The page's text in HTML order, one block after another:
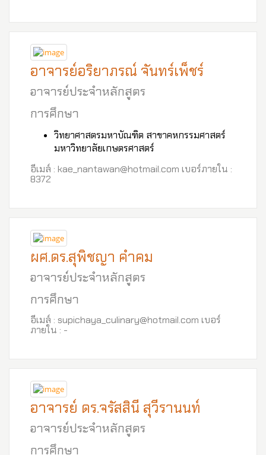
อาจารย์อริยาภรณ์ จันทร์เพ็ชร์
อาจารย์ประจำหลักสูตร
การศึกษา
วิทยาศาสตรมหาบัณฑิต สาขาคหกรรมศาสตร์
มหาวิทยาลัยเกษตรศาสตร์
อีเมล์ : kae_nantawan@hotmail.com เบอร์ภายใน :
8372
ผศ.ดร.สุพิชญา คำคม
อาจารย์ประจำหลักสูตร
การศึกษา
อีเมล์ : supichaya_culinary@hotmail.com เบอร์
ภายใน : -
อาจารย์ ดร.จรัสสินี สุวีรานนท์
อาจารย์ประจำหลักสูตร
การศึกษา